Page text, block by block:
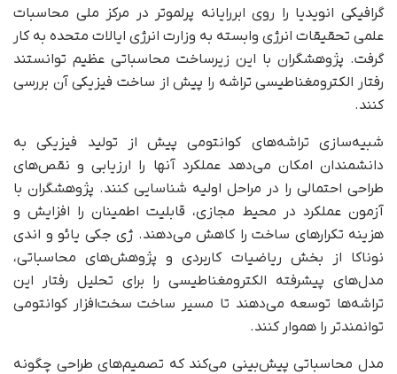
گرافیکی انویدیا را روی ابررایانه پرلموتر در مرکز ملی محاسبات
علمی تحقیقات انرژی وابسته به وزارت انرژی ایالات متحده به کار
گرفت. پژوهشگران با این زیرساخت محاسباتی عظیم توانستند
رفتار الکترومغناطیسی تراشه را پیش از ساخت فیزیکی آن بررسی
کنند.
شبیه‌سازی تراشه‌های کوانتومی پیش از تولید فیزیکی به
دانشمندان امکان می‌دهد عملکرد آنها را ارزیابی و نقص‌های
طراحی احتمالی را در مراحل اولیه شناسایی کنند. پژوهشگران با
آزمون عملکرد در محیط مجازی، قابلیت اطمینان را افزایش و
هزینه تکرارهای ساخت را کاهش می‌دهند. ژی جکی یائو و اندی
نوناکا از بخش ریاضیات کاربردی و پژوهش‌های محاسباتی،
مدل‌های پیشرفته الکترومغناطیسی را برای تحلیل رفتار این
تراشه‌ها توسعه می‌دهند تا مسیر ساخت سخت‌افزار کوانتومی
توانمندتر را هموار کنند.
مدل محاسباتی پیش‌بینی می‌کند که تصمیم‌های طراحی چگونه